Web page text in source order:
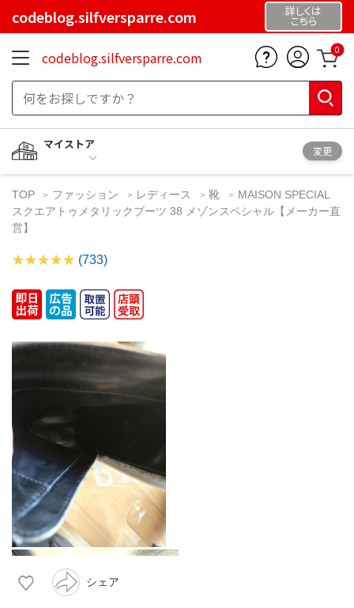
codeblog.silfversparre.com 詳しくは
こちら
codeblog.silfversparre.com 0
マイストア
変更
TOP ファッション レディース 靴
MAISON SPECIAL
スクエアトゥメタリックブーツ 38 メゾンスペシャル【メーカー直
営】
(733)
シェア